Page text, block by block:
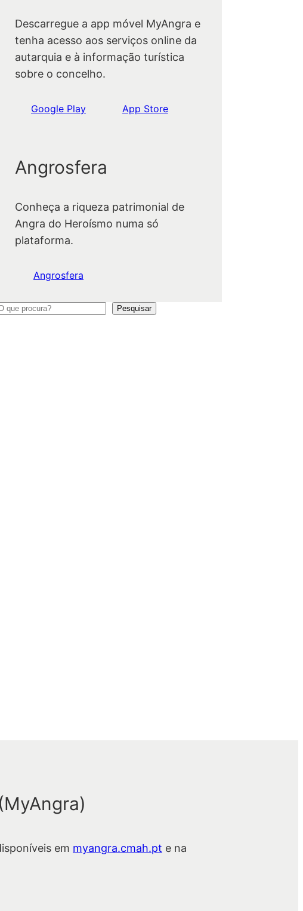
Descarregue a app móvel MyAngra e
tenha acesso aos serviços online da
autarquia e à informação turística
sobre o concelho.
Google Play App Store
Angrosfera
Conheça a riqueza patrimonial de
Angra do Heroísmo numa só
plataforma.
Angrosfera
Pesquisar
em myangra.cmah.pt e na